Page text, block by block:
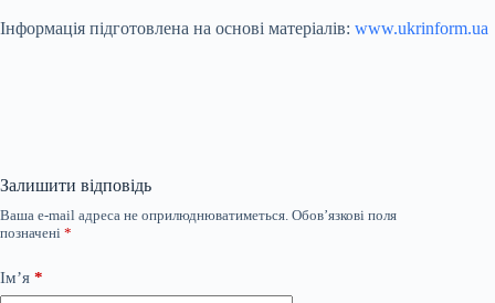
Інформація підготовлена на основі матеріалів: www.ukrinform.ua
Залишити відповідь
Ваша e-mail адреса не оприлюднюватиметься. Обов’язкові поля
позначені *
Ім’я *